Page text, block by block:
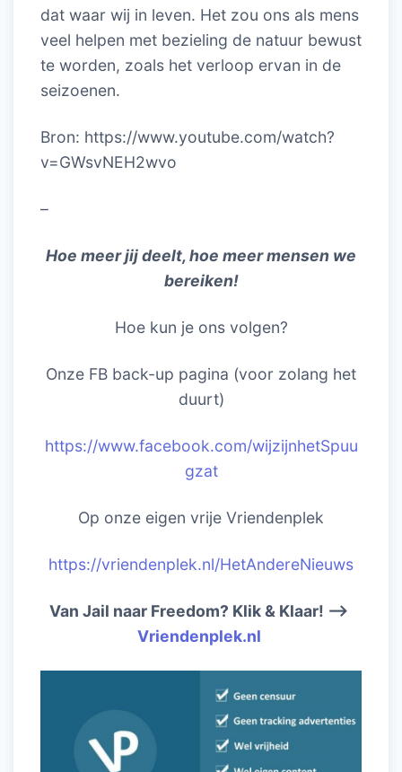
dat waar wij in leven. Het zou ons als mens
veel helpen met bezieling de natuur bewust
te worden, zoals het verloop ervan in de
seizoenen.
Bron: https://www.youtube.com/watch?
v=GWsvNEH2wvo
–
Hoe meer jij deelt, hoe meer mensen we
bereiken!
Hoe kun je ons volgen?
Onze FB back-up pagina (voor zolang het
duurt)
https://www.facebook.com/wijzijnhetSpuu
gzat
Op onze eigen vrije Vriendenplek
https://vriendenplek.nl/HetAndereNieuws
Van Jail naar Freedom? Klik & Klaar! –>
Vriendenplek.nl